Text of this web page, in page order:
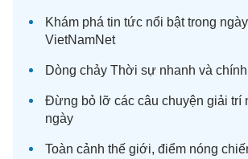
Khám phá tin tức nổi bật trong
VietNamNet
Dòng chảy Thời sự nhanh và
Đừng bỏ lỡ các câu chuyện giải trí
ngày
Toàn cảnh thế giới, điểm nóng